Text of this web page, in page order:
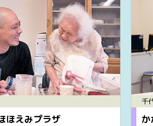
ほえみプラザ
千